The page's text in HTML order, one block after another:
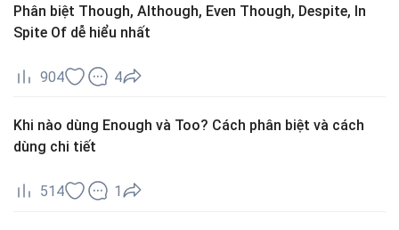
Phân biệt Though, Although, Even Though, Despite, In
Spite Of dễ hiểu nhất
904 4
Khi nào dùng Enough và Too? Cách phân biệt và cách
dùng chi tiết
514 1